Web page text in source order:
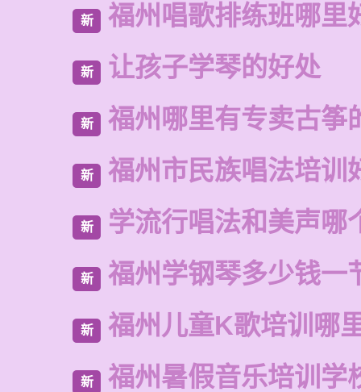
新 福州唱歌排练班哪里
新 让孩子学琴的好处
新 福州哪里有专卖古筝
新 福州市民族唱法培训
新 学流行唱法和美声哪
新 福州学钢琴多少钱一
新 福州儿童K歌培训哪
新 福州暑假音乐培训学